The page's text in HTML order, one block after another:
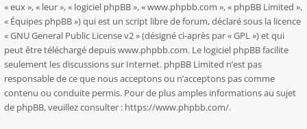
« eux », « leur », « logiciel phpBB », « www.phpbb.com », « phpBB Limited »,
« Équipes phpBB ») qui est un script libre de forum, déclaré sous la licence
«GNU General Public License v2» (désigné ci-après par « GPL ») et qui
peut être téléchargé depuiswww.phpbb.com. Le logiciel phpBB facilite
seulement les discussions sur Internet. phpBB Limited n’est pas
responsable de ce que nous acceptons ou n’acceptons pas comme
contenu ou conduite permis. Pour de plus amples informations au sujet
de phpBB, veuillez consulter : https://www.phpbb.com/.